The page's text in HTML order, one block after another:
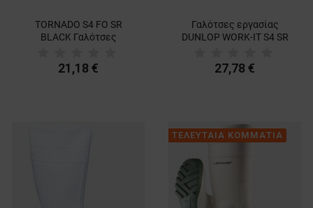
TORNADO S4 FO SR
BLACK Γαλότσες
21,18 €
Γαλότσες εργασίας
DUNLOP WORK-IT S4 SR
27,78 €
ΤΕΛΕΥΤΑΙΑ ΚΟΜΜΑΤΙΑ